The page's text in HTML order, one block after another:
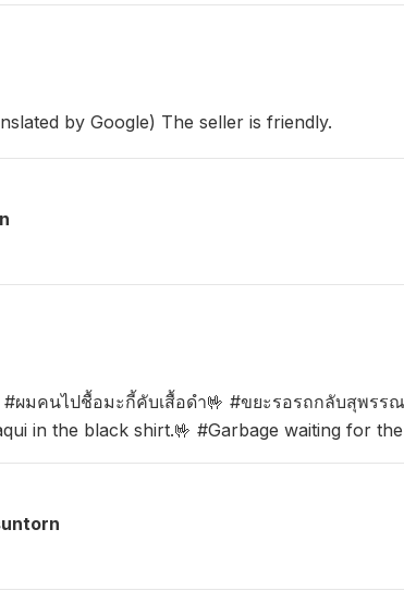
by Google) The seller is friendly.
ผมคนไปชื้อมะกี้คับเสื้อดำ🤟 #ขยะรอรถกลับสุพร
in the black shirt.🤟 #Garbage waiting for